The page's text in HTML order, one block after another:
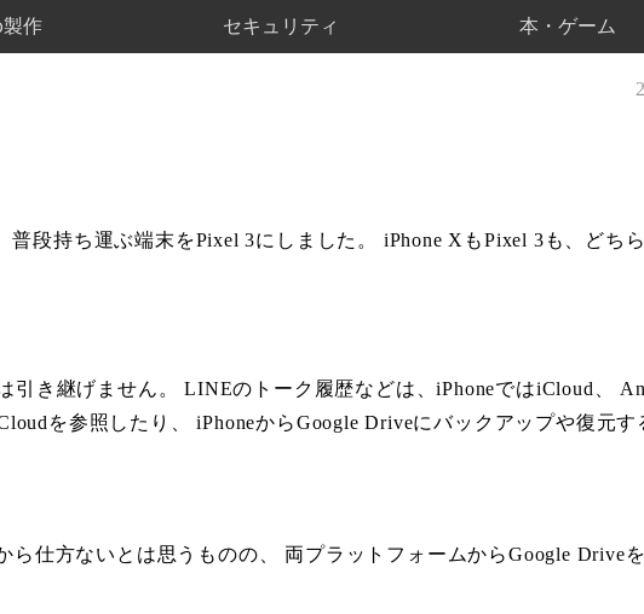
作 セキュリティ 本・ゲーム
段持ち運ぶ端末をPixel 3にしました。 iPhone XもPixel 3も、どち
き継げません。 LINEのトーク履歴などは、iPhoneではiCloud、
を参照したり、 iPhoneからGoogle Driveにバックアップや復元す
仕方ないとは思うものの、 両プラットフォームからGoogle Drive